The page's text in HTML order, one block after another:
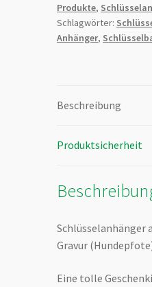
Endkappe
und
Gravur
Produkte,
Schlagwörter:
Anhänger,
Beschreibung
Produktsicherheit
Schlüsselanhänger
Gravur
Eine tolle